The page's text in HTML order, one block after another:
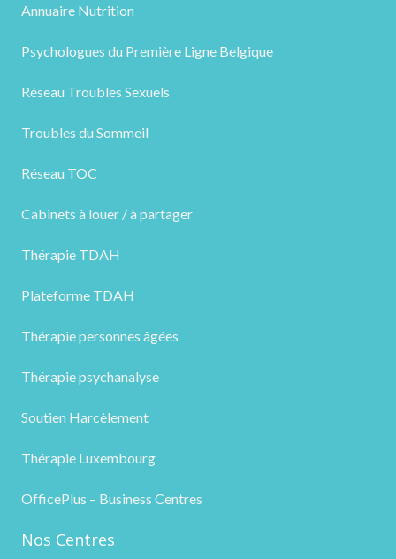
Annuaire Nutrition
Psychologues du Première Ligne Belgique
Réseau Troubles Sexuels
Troubles du Sommeil
Réseau TOC
Cabinets à louer / à partager
Thérapie TDAH
Plateforme TDAH
Thérapie personnes âgées
Thérapie psychanalyse
Soutien Harcèlement
Thérapie Luxembourg
OfficePlus – Business Centres
Nos Centres